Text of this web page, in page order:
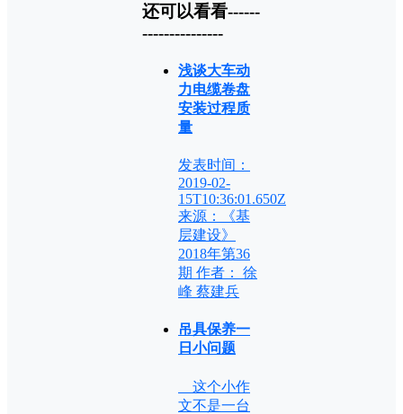
还可以看看------
---------------
浅谈大车动
力电缆卷盘
安装过程质
量
发表时间：
2019-02-
15T10:36:01.650Z
来源：《基
层建设》
2018年第36
期 作者： 徐
峰 蔡建兵
吊具保养一
日小问题
这个小作
文不是一台